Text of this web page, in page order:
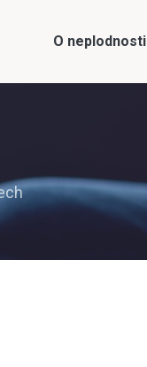
O neplodnosti